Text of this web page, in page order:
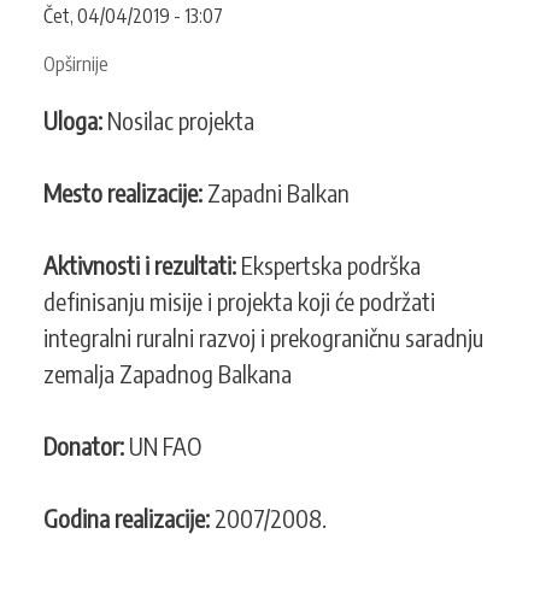
Čet, 04/04/2019 - 13:07
Opširnije
projekta
formulacija
misije
integralnom
ruralnom
razvoju
i
prekograničnoj
zemalja
Uloga: Nosilac projekta
Mesto realizacije: Zapadni Balkan
Aktivnosti i rezultati: Ekspertska podrška
definisanju misije i projekta koji će podržati
integralni ruralni razvoj i prekograničnu saradnju
zemalja Zapadnog Balkana
Donator: UN FAO
Godina realizacije:2007/2008.